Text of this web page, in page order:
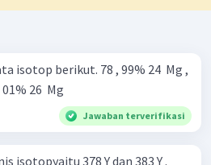
78 , 99% 24 ​ Mg ,
26 ​ Mg
Jawaban terverifikasi
isotopyaitu 378 Y dan 383 Y .